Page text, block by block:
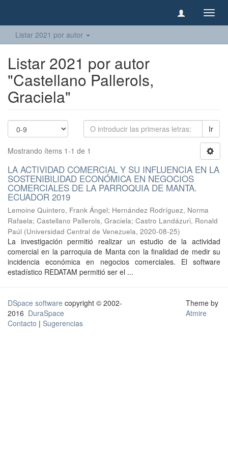
Listar 2021 por autor
Listar 2021 por autor
"Castellano Pallerols,
Graciela"
Ir
Mostrando ítems 1-1 de 1
LA ACTIVIDAD COMERCIAL Y SU INFLUENCIA EN LA
SOSTENIBILIDAD ECONÓMICA EN NEGOCIOS
COMERCIALES DE LA PARROQUIA DE MANTA.
ECUADOR 2019
Lemoine Quintero, Frank Ángel; Hernández Rodríguez, Norma
Rafaela; Castellano Pallerols, Graciela; Castro Landázuri, Ronald
Paúl (Universidad Central de Venezuela, 2020-08-25)
La investigación permitió realizar un estudio de la actividad
comercial en la parroquia de Manta con la finalidad de medir su
incidencia económica en negocios comerciales. El software
estadístico REDATAM permitió ser el ...
DSpace software copyright © 2002-
2016 DuraSpace
Contacto | Sugerencias
Theme by
Atmire